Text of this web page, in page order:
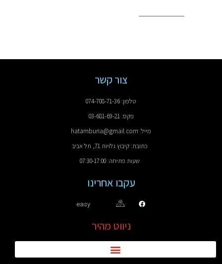
צור קשר
טלפון: 074-708-71-36
פקס: 03-681-69-21
מייל: hatamburia@gmail.com
כתובת: קיבוץ גלויות 71, תל אביב
שעות פתיחה: 07:30-17:00
עקבו אחרינו
easy
ניווט מהיר